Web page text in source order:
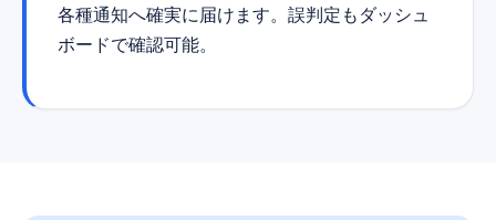
各種通知へ確実に届けます。誤判定もダッシュ
ボードで確認可能。